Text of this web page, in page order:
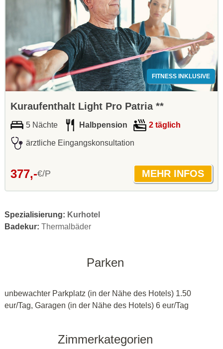
FITNESS INKLUSIVE
Kuraufenthalt Light Pro Patria **
5 Nächte Halbpension 2 täglich
ärztliche Eingangskonsultation
377,-€/P
Spezialisierung: Kurhotel
Badekur: Thermalbäder
Parken
unbewachter Parkplatz (in der Nähe des Hotels) 1.50
eur/Tag, Garagen (in der Nähe des Hotels) 6 eur/Tag
Zimmerkategorien